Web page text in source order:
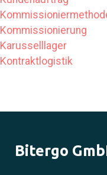
Kommissionierung
Karusselllager
Kontraktlogistik
Bitergo